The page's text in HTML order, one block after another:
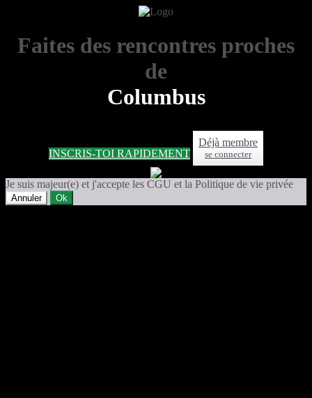
Faites des rencontres proches
de
Columbus
INSCRIS-TOI RAPIDEMENT
Déjà membre
se connecter
Je suis majeur(e) et j'accepte les CGU et la Politique de vie privée
Annuler Ok